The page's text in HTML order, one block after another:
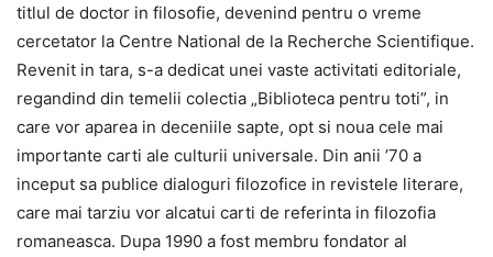
titlul de doctor in filosofie, devenind pentru o vreme
cercetator la Centre National de la Recherche Scientifique.
Revenit in tara, s-a dedicat unei vaste activitati editoriale,
regandind din temelii colectia „Biblioteca pentru toti”, in
care vor aparea in deceniile sapte, opt si noua cele mai
importante carti ale culturii universale. Din anii ’70 a
inceput sa publice dialoguri filozofice in revistele literare,
care mai tarziu vor alcatui carti de referinta in filozofia
romaneasca. Dupa 1990 a fost membru fondator al